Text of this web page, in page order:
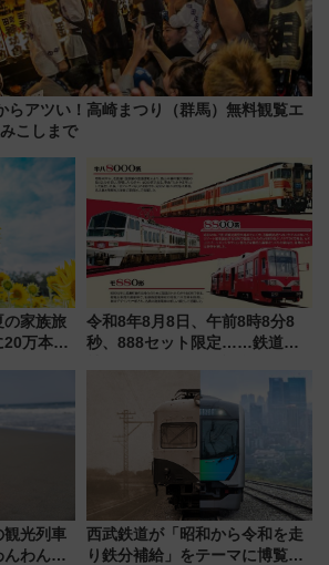
らアツい！高崎まつり（群馬）無料観覧エ
こしまで
の家族旅
万本の
令和8年8月8日、午前8時8分8
秒、888セット限定……鉄道各
観光列車
んわん列
西武鉄道が「昭和から令和を走
り鉄分補給」をテーマに博覧会